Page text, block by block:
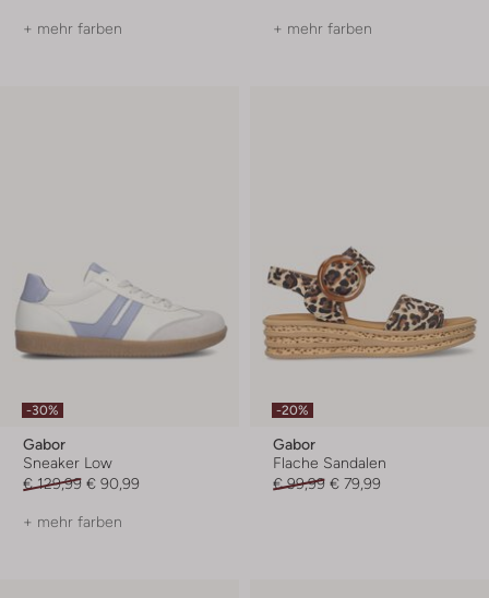
+ mehr farben + mehr farben
-30%
Gabor
Sneaker Low
€ 129,99 € 90,99
+ mehr farben
-20%
Gabor
Flache Sandalen
€ 99,99 € 79,99